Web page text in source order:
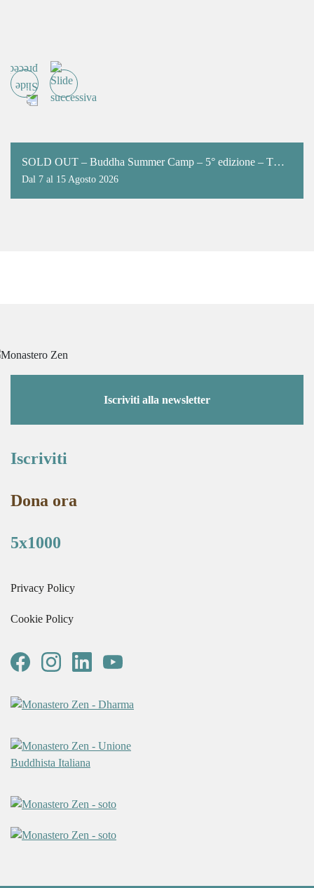
SOLD OUT – Buddha Summer Camp – 5° edizione – TUTTO IL PERIODO
Dal 7 al 15 Agosto 2026
Iscriviti alla newsletter
Iscriviti
Dona ora
5x1000
Privacy Policy
Cookie Policy